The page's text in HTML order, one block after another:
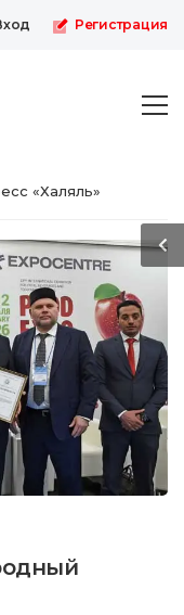
Регистрация
«Халяль»